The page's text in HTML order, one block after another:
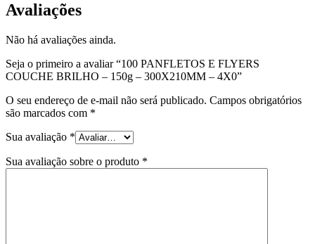
Avaliações
Não há avaliações ainda.
Seja o primeiro a avaliar “100 PANFLETOS E FLYERS
COUCHE BRILHO – 150g – 300X210MM – 4X0”
O seu endereço de e-mail não será publicado. Campos obrigatórios
são marcados com *
Sua avaliação *
Sua avaliação sobre o produto *